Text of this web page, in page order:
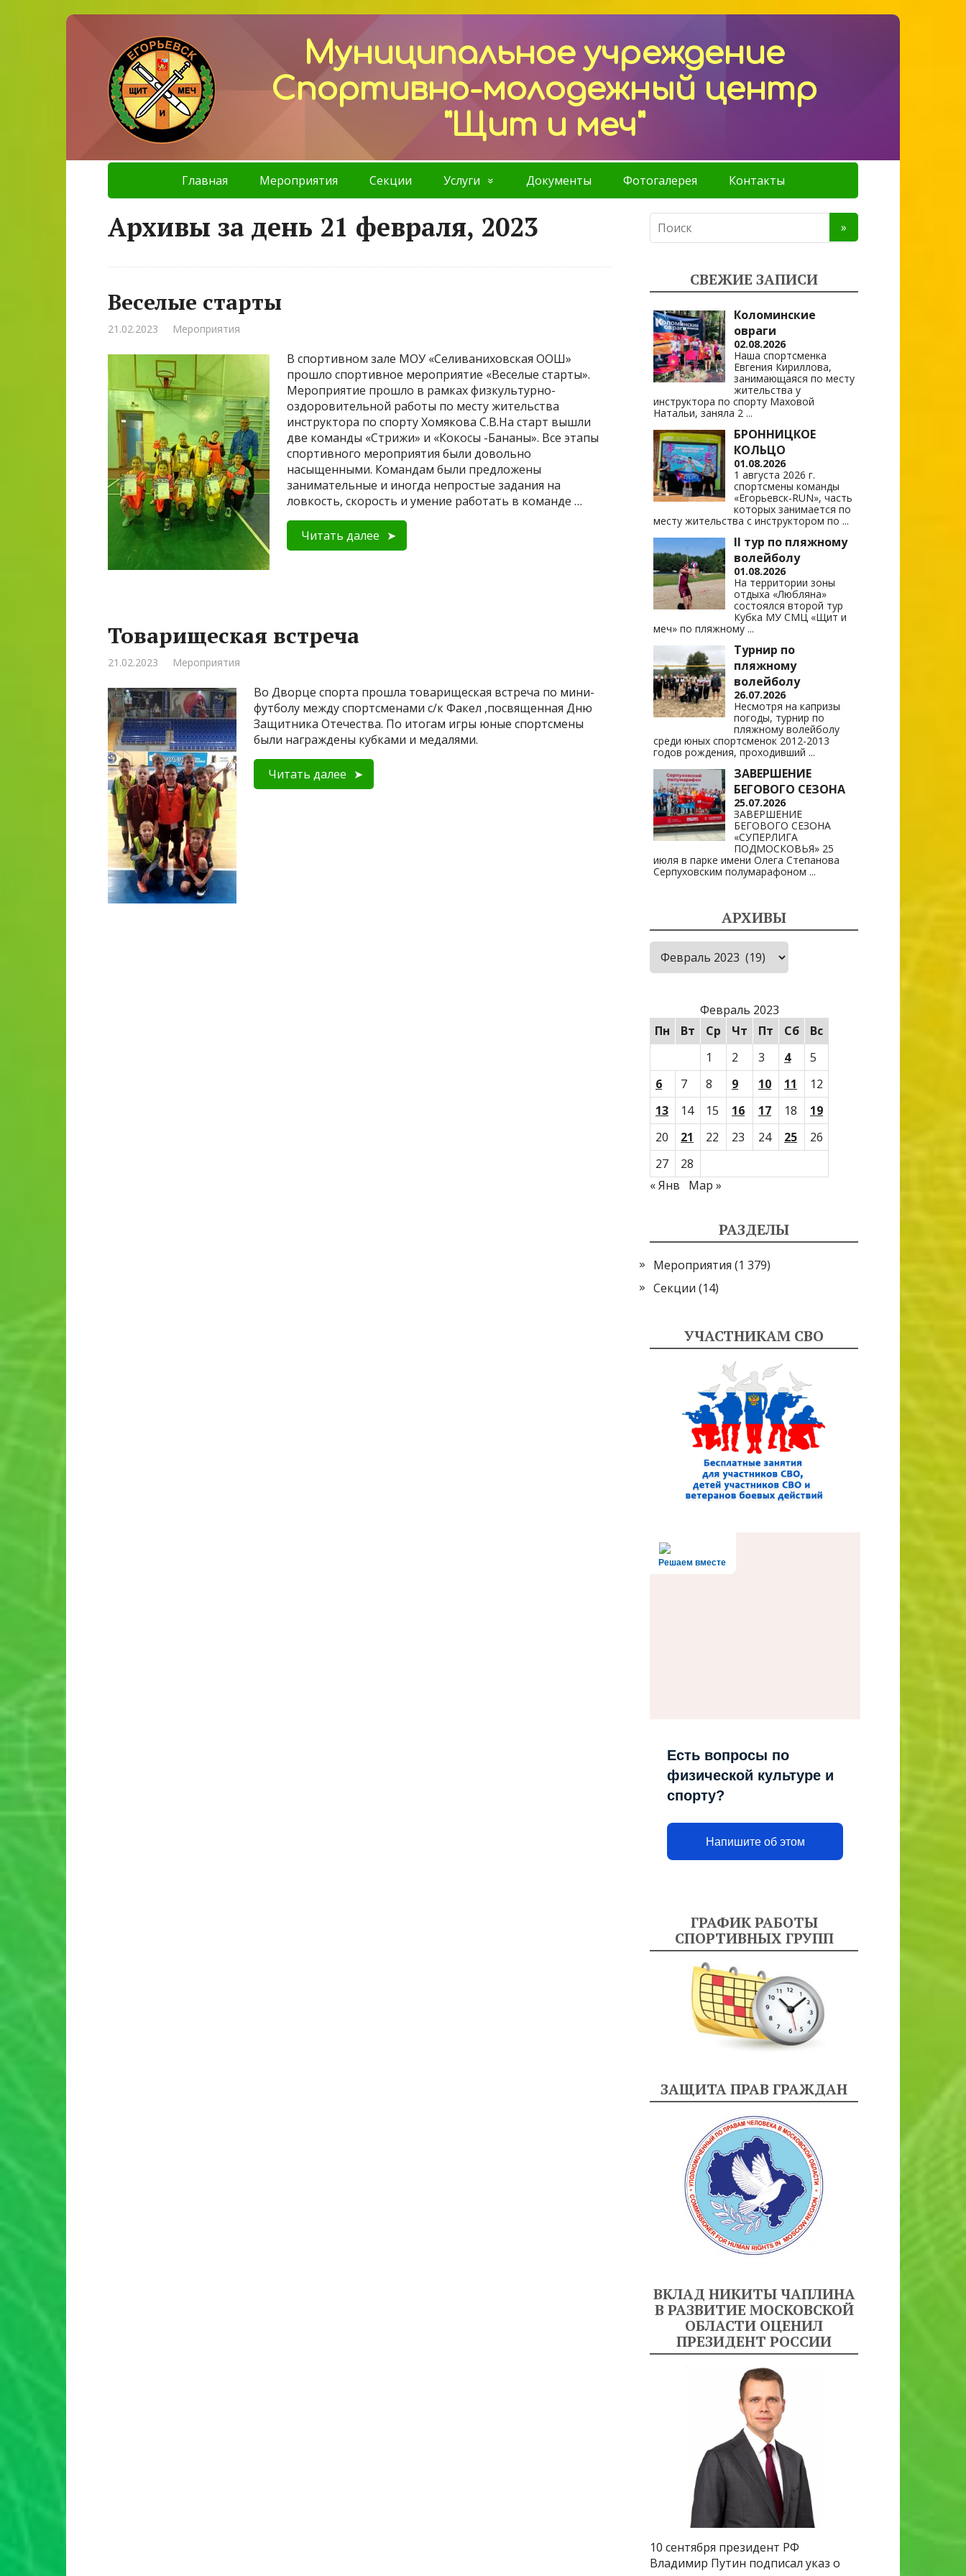
Муниципальное учреждение
Спортивно-молодежный центр
"Щит и меч"
Главная Мероприятия Секции Услуги Документы Фотогалерея Контакты
Архивы за день 21 февраля, 2023
Веселые старты
21.02.2023 Мероприятия
В спортивном зале МОУ «Селиваниховская ООШ»
прошло спортивное мероприятие «Веселые старты».
Мероприятие прошло в рамках физкультурно-
оздоровительной работы по месту жительства
инструктора по спорту Хомякова С.В.На старт вышли
две команды «Стрижи» и «Кокосы -Бананы». Все этапы
спортивного мероприятия были довольно
насыщенными. Командам были предложены
занимательные и иногда непростые задания на
ловкость, скорость и умение работать в команде …
Читать далее
Товарищеская встреча
21.02.2023 Мероприятия
Во Дворце спорта прошла товарищеская встреча по мини-
футболу между спортсменами с/к Факел ,посвященная Дню
Защитника Отечества. По итогам игры юные спортсмены
были награждены кубками и медалями.
Читать далее
СВЕЖИЕ ЗАПИСИ
Коломинские
овраги
02.08.2026
Наша спортсменка
Евгения Кириллова,
занимающаяся по месту
жительства у
инструктора по спорту Маховой
Натальи, заняла 2 ...
БРОННИЦКОЕ
КОЛЬЦО
01.08.2026
1 августа 2026 г.
спортсмены команды
«Егорьевск-RUN», часть
которых занимается по
месту жительства с инструктором по ...
II тур по пляжному
волейболу
01.08.2026
На территории зоны
отдыха «Любляна»
состоялся второй тур
Кубка МУ СМЦ «Щит и
меч» по пляжному ...
Турнир по
пляжному
волейболу
26.07.2026
Несмотря на капризы
погоды, турнир по
пляжному волейболу
среди юных спортсменок 2012-2013
годов рождения, проходивший ...
ЗАВЕРШЕНИЕ
БЕГОВОГО СЕЗОНА
25.07.2026
ЗАВЕРШЕНИЕ
БЕГОВОГО СЕЗОНА
«СУПЕРЛИГА
ПОДМОСКОВЬЯ» 25
июля в парке имени Олега Степанова
Серпуховским полумарафоном ...
АРХИВЫ
Архивы
Февраль 2023
Пн
Вт Ср Чт Пт Сб
Вс
1
2 3 4
5
6
7 8 9 10 11
12
13
14 15 16 17 18
19
20
21 22 23 24 25
26
27
28
« Янв
Мар »
РАЗДЕЛЫ
Мероприятия (1 379)
Секции (14)
УЧАСТНИКАМ СВО
Решаем вместе
Есть вопросы по
физической культуре и
спорту?
Напишите об этом
ГРАФИК РАБОТЫ
СПОРТИВНЫХ ГРУПП
ЗАЩИТА ПРАВ ГРАЖДАН
ВКЛАД НИКИТЫ ЧАПЛИНА
В РАЗВИТИЕ МОСКОВСКОЙ
ОБЛАСТИ ОЦЕНИЛ
ПРЕЗИДЕНТ РОССИИ
10 сентября президент РФ
Владимир Путин подписал указ о